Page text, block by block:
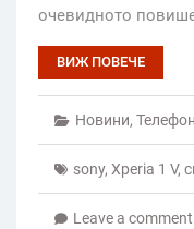
очевидното
ВИЖ ПОВЕЧЕ
Новини,
sony, Xperia 1 V,
Leave a comment